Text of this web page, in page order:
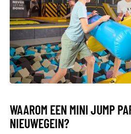
WAAROM EEN MINI JUMP
NIEUWEGEIN?